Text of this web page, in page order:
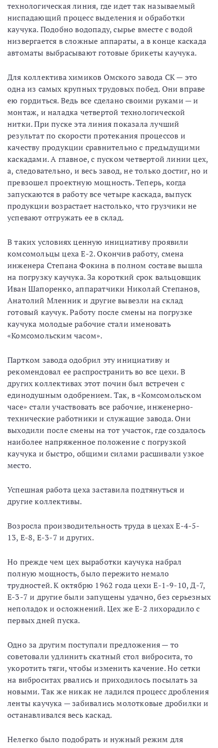
технологическая линия, где идет так называемый
ниспадающий процесс выделения и обработки
каучука. Подобно водопаду, сырье вместе с водой
низвергается в сложные аппараты, а в конце каскада
автоматы выбрасывают готовые брикеты каучука.
Для коллектива химиков Омского завода СК — это
одна из самых крупных трудовых побед. Они вправе
ею гордиться. Ведь все сделано своими руками — и
монтаж, и наладка четвертой технологической
нитки. При пуске эта линия показала лучший
результат по скорости протекания процессов и
качеству продукции сравнительно с предыдущими
каскадами. А главное, с пуском четвертой линии цех,
а, следовательно, и весь завод, не только достиг, но и
превзошел проектную мощность. Теперь, когда
запускаются в работу все четыре каскада, выпуск
продукции возрастает настолько, что грузчики не
успевают отгружать ее в склад.
В таких условиях ценную инициативу проявили
комсомольцы цеха Е-2. Окончив работу, смена
инженера Степана Фокина в полном составе вышла
на погрузку каучука. За короткий срок вальцовщик
Иван Шапоренко, аппаратчики Николай Степанов,
Анатолий Мленник и другие вывезли на склад
готовый каучук. Работу после смены на погрузке
каучука молодые рабочие стали именовать
«Комсомольским часом».
Партком завода одобрил эту инициативу и
рекомендовал ее распространить во все цехи. В
других коллективах этот почин был встречен с
единодушным одобрением. Так, в «Комсомольском
часе» стали участвовать все рабочие, инженерно-
технические работники и служащие завода. Они
выходили после смены на тот участок, где создалось
наиболее напряженное положение с погрузкой
каучука и быстро, общими силами расшивали узкое
место.
Успешная работа цеха заставила подтянуться и
другие коллективы.
Возросла производительность труда в цехах Е-4-5-
13, Е-8, Е-3-7 и других.
Но прежде чем цех выработки каучука набрал
полную мощность, было пережито немало
трудностей. К октябрю 1962 года цехи Е-1-9-10, Д-7,
Е-3-7 и другие были запущены удачно, без серьезных
неполадок и осложнений. Цех же Е-2 лихорадило с
первых дней пуска.
Одно за другим поступали предложения — то
советовали удлинить скатный стол вибросита, то
укоротить тяги, чтобы изменить качение. Но сетки
на виброситах рвались и приходилось посылать за
новыми. Так же никак не ладился процесс дробления
ленты каучука — забивались молотковые дробилки и
останавливался весь каскад.
Нелегко было подобрать и нужный режим для